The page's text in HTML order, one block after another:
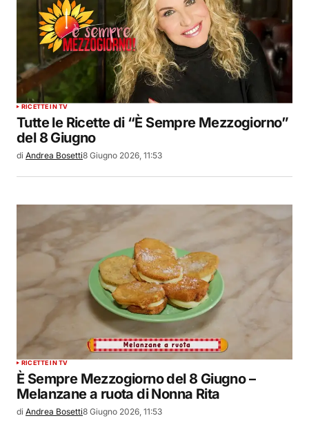
RICETTE IN TV
Tutte le Ricette di “È Sempre Mezzogiorno”
del 8 Giugno
di Andrea Bosetti8 Giugno 2026, 11:53
RICETTE IN TV
È Sempre Mezzogiorno del 8 Giugno –
Melanzane a ruota di Nonna Rita
di Andrea Bosetti8 Giugno 2026, 11:53